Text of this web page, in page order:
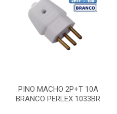
PINO MACHO 2P+T 10A
BRANCO PERLEX 1033BR